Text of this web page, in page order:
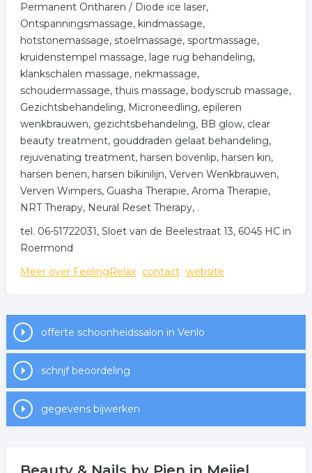
Permanent Ontharen / Diode ice laser,
Ontspanningsmassage, kindmassage,
hotstonemassage, stoelmassage, sportmassage,
kruidenstempel massage, lage rug behandeling,
klankschalen massage, nekmassage,
schoudermassage, thuis massage, bodyscrub massage,
Gezichtsbehandeling, Microneedling, epileren
wenkbrauwen, gezichtsbehandeling, BB glow, clear
beauty treatment, gouddraden gelaat behandeling,
rejuvenating treatment, harsen bovenlip, harsen kin,
harsen benen, harsen bikinilijn, Verven Wenkbrauwen,
Verven Wimpers, Guasha Therapie, Aroma Therapie,
NRT Therapy, Neural Reset Therapy, .
tel. 06-51722031, Sloet van de Beelestraat 13, 6045 HC in
Roermond
Meer over FeelingRelax contact website
offerte schoonheidssalon in Venlo
schrijf beoordeling
gegevens bijwerken